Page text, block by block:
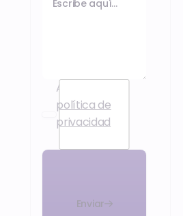
Acepto la
política de
privacidad
Enviar